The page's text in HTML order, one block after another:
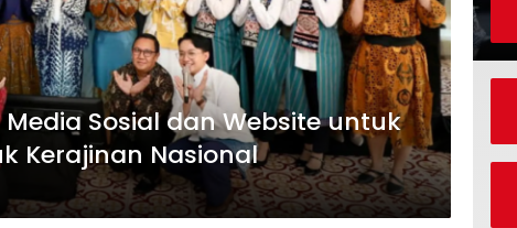
Sosial dan Website untuk
Kerajinan Nasional